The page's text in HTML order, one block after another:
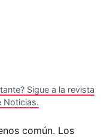
Sigue a la revista
Noticias.
común. Los